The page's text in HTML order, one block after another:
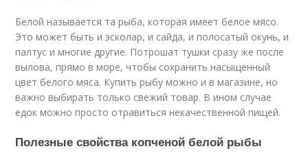
Белой называется та рыба, которая имеет белое мясо.
Это может быть и эсколар, и сайда, и полосатый окунь, и
палтус и многие другие. Потрошат тушки сразу же после
вылова, прямо в море, чтобы сохранить насыщенный
цвет белого мяса. Купить рыбу можно и в магазине, но
важно выбирать только свежий товар. В ином случае
едок можно просто отравиться некачественной пищей.
Полезные свойства копченой белой рыбы